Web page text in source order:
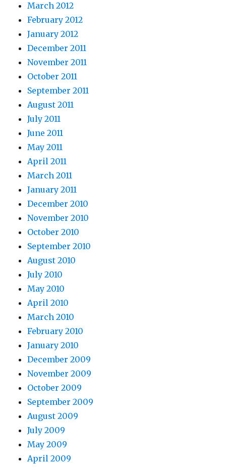
March 2012
February 2012
January 2012
December 2011
November 2011
October 2011
September 2011
August 2011
July 2011
June 2011
May 2011
April 2011
March 2011
January 2011
December 2010
November 2010
October 2010
September 2010
August 2010
July 2010
May 2010
April 2010
March 2010
February 2010
January 2010
December 2009
November 2009
October 2009
September 2009
August 2009
July 2009
May 2009
April 2009